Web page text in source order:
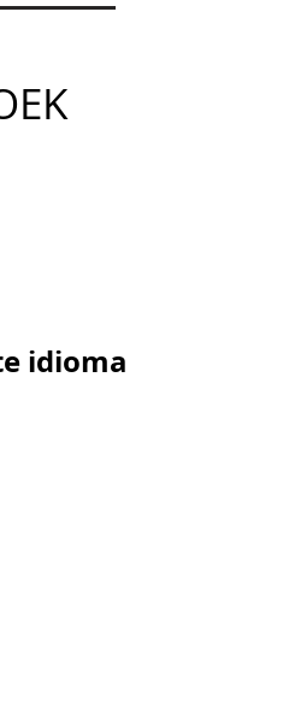
idioma